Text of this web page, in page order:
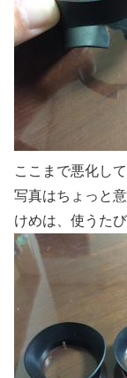
ここまで悪化して
写真はちょっと
けめは、使うた